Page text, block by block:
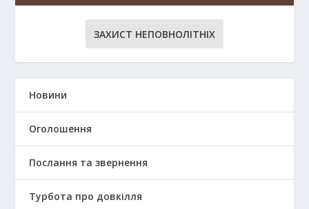
ЗАХИСТ НЕПОВНОЛІТНІХ
Новини
Оголошення
Послання та звернення
Турбота про довкілля